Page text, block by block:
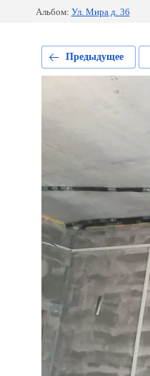
Альбом: Ул. Мира д. 36
Предыдущее